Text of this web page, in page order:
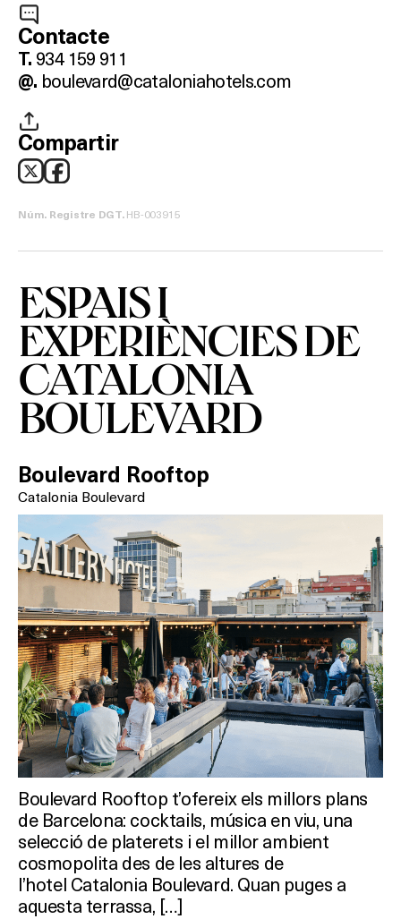
Què vols fer?
HOTELS
TERRASSES
BARS
SPAS
RESTAURANTS
SALES
Activitats
On?
Contacte
T. 934 159 911
@. boulevard@cataloniahotels.com
Compartir
Núm. Registre DGT.HB-003915
ESPAIS I
EXPERIÈNCIES DE
CATALONIA
BOULEVARD
Boulevard Rooftop
Catalonia Boulevard
Boulevard Rooftop t’ofereix els millors plans
de Barcelona: cocktails, música en viu, una
selecció de platerets i el millor ambient
cosmopolita des de les altures de
l’hotel Catalonia Boulevard. Quan puges a
aquesta terrassa, […]